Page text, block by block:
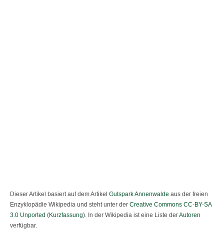
Dieser Artikel basiert auf dem Artikel Gutspark Annenwalde aus der freien
Enzyklopädie Wikipedia und steht unter der Creative Commons CC-BY-SA
3.0 Unported (Kurzfassung). In der Wikipedia ist eine Liste derAutoren
verfügbar.